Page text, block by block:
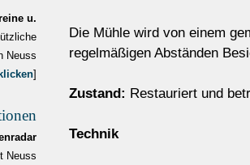
u.
Neuss
]
Neuss
Die Mühle wird von einem
regelmäßigen Abständen
Zustand: Restauriert und
Technik